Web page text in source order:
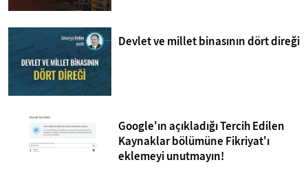
Devlet ve millet binasının dört direği
Google'ın açıkladığı Tercih Edilen
Kaynaklar bölümüne Fikriyat'ı
eklemeyi unutmayın!